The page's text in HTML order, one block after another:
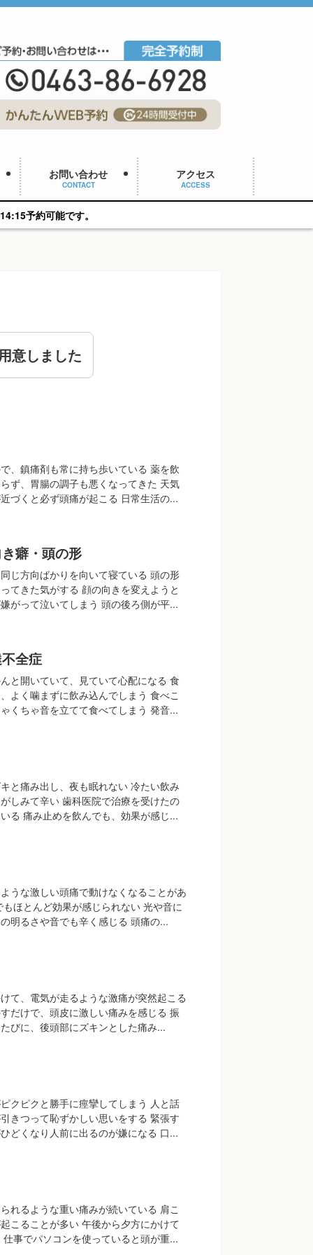
お問い合わせ
CONTACT
アクセス
ACCESS
意しました
、鎮痛剤も常に持ち歩いている 薬を飲
ず、胃腸の調子も悪くなってきた 天気
づくと必ず頭痛が起こる 日常生活の...
癖・頭の形
じ方向ばかりを向いて寝ている 頭の形
てきた気がする 顔の向きを変えようと
がって泣いてしまう 頭の後ろ側が平...
全症
と開いていて、見ていて心配になる 食
よく噛まずに飲み込んでしまう 食べこ
くちゃ音を立てて食べてしまう 発音...
と痛み出し、夜も眠れない 冷たい飲み
しみて辛い 歯科医院で治療を受けたの
る 痛み止めを飲んでも、効果が感じ...
うな激しい頭痛で動けなくなることがあ
ほとんど効果が感じられない 光や音に
明るさや音でも辛く感じる 頭痛の...
て、電気が走るような激痛が突然起こる
だけで、頭皮に激しい痛みを感じる 振
びに、後頭部にズキンとした痛み...
クピクと勝手に痙攣してしまう 人と話
きつって恥ずかしい思いをする 緊張す
どくなり人前に出るのが嫌になる 口...
れるような重い痛みが続いている 肩こ
こることが多い 午後から夕方にかけて
事でパソコンを使っていると頭が重...